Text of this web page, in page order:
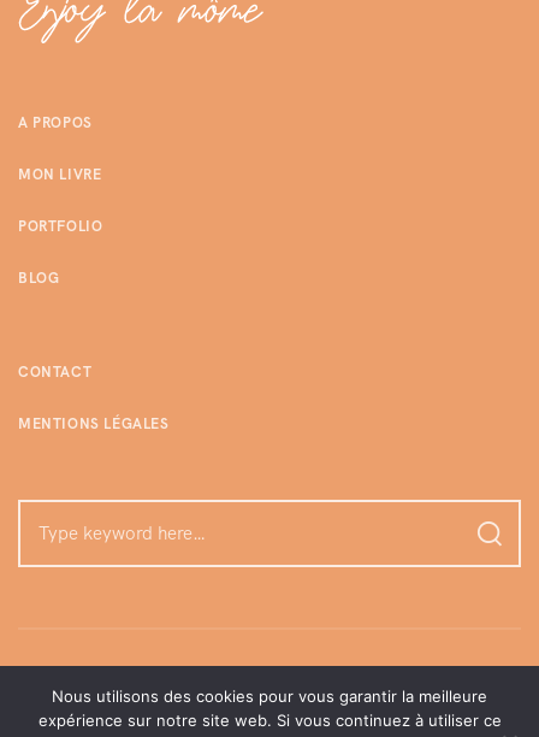
A PROPOS
MON LIVRE
PORTFOLIO
BLOG
CONTACT
MENTIONS LÉGALES
Nous utilisons des cookies pour vous garantir la meilleure
expérience sur notre site web. Si vous continuez à utiliser ce